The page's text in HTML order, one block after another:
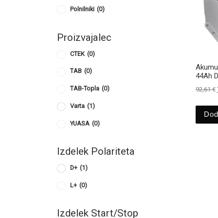
44Ah
92,61€
Polnilniki (0)
Proizvajalec
CTEK (0)
TAB (0)
TAB-Topla (0)
Varta (1)
YUASA (0)
Izdelek Polariteta
D+ (1)
L+ (0)
Izdelek Start/Stop